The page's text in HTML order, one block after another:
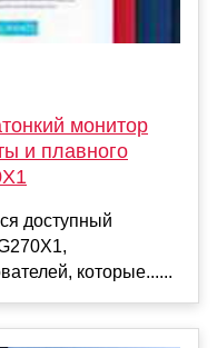
монитор
и плавного
доступный
которые......